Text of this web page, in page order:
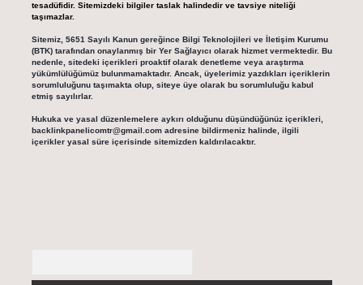
tesadüfidir. Sitemizdeki bilgiler taslak halindedir ve tavsiye niteliği
taşımazlar.
Sitemiz, 5651 Sayılı Kanun gereğince Bilgi Teknolojileri ve İletişim Kurumu
(BTK) tarafından onaylanmış bir Yer Sağlayıcı olarak hizmet vermektedir. Bu
nedenle, sitedeki içerikleri proaktif olarak denetleme veya araştırma
yükümlülüğümüz bulunmamaktadır. Ancak, üyelerimiz yazdıkları içeriklerin
sorumluluğunu taşımakta olup, siteye üye olarak bu sorumluluğu kabul
etmiş sayılırlar.
Hukuka ve yasal düzenlemelere aykırı olduğunu düşündüğünüz içerikleri,
backlinkpanelicomtr@gmail.comadresine bildirmeniz halinde, ilgili
içerikler yasal süre içerisinde sitemizden kaldırılacaktır.